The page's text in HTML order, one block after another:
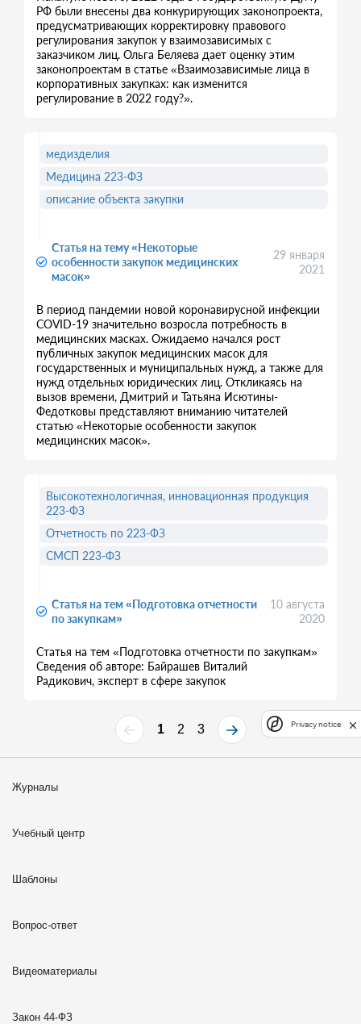
РФ были внесены два конкурирующих законопроекта,
предусматривающих корректировку правового
регулирования закупок у взаимозависимых с
заказчиком лиц. Ольга Беляева дает оценку этим
законопроектам в статье «Взаимозависимые лица в
корпоративных закупках: как изменится
регулирование в 2022 году?».
Статья на тему «Некоторые
особенности закупок медицинских
масок»
29 января
2021
В период пандемии новой коронавирусной инфекции
COVID-19 значительно возросла потребность в
медицинских масках. Ожидаемо начался рост
публичных закупок медицинских масок для
государственных и муниципальных нужд, а также для
нужд отдельных юридических лиц. Откликаясь на
вызов времени, Дмитрий и Татьяна Исютины-
Федотковы представляют вниманию читателей
статью «Некоторые особенности закупок
медицинских масок».
медизделия
Медицина 223-ФЗ
описание объекта закупки
Статья на тем «Подготовка отчетности
по закупкам»
10 августа
2020
Статья на тем «Подготовка отчетности по закупкам»
Сведения об авторе: Байрашев Виталий
Радикович, эксперт в сфере закупок
Высокотехнологичная, инновационная продукция
223-ФЗ
Отчетность по 223-ФЗ
СМСП 223-ФЗ
1 2 3
Журналы
Учебный центр
Шаблоны
Вопрос-ответ
Видеоматериалы
Закон 44-ФЗ
Privacy notice